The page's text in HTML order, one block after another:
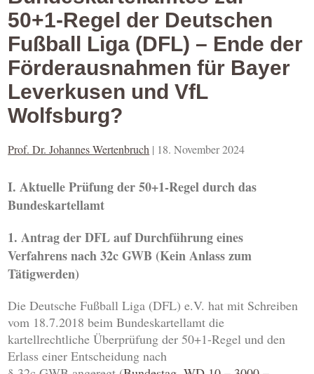
50+1-Regel der Deutschen
Fußball Liga (DFL) – Ende der
Förderausnahmen für Bayer
Leverkusen und VfL
Wolfsburg?
Prof. Dr. Johannes Wertenbruch | 18. November 2024
I. Aktuelle Prüfung der 50+1-Regel durch das
Bundeskartellamt
1. Antrag der DFL auf Durchführung eines
Verfahrens nach 32c GWB (Kein Anlass zum
Tätigwerden)
Die Deutsche Fußball Liga (DFL) e.V. hat mit Schreiben
vom 18.7.2018 beim Bundeskartellamt die
kartellrechtliche Überprüfung der 50+1-Regel und den
Erlass einer Entscheidung nach